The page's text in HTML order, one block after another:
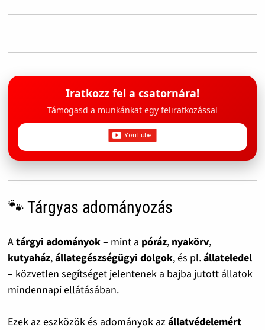
Iratkozz fel a csatornára!
Támogasd a munkánkat egy feliratkozással
🐾 Tárgyas adományozás
Atárgyi adományok– mint a póráz, nyakörv,
kutyaház,állategészségügyi dolgok, és pl.állateledel
– közvetlen segítséget jelentenek a bajba jutott állatok
mindennapi ellátásában.
Ezek az eszközök és adományok azállatvédelemért